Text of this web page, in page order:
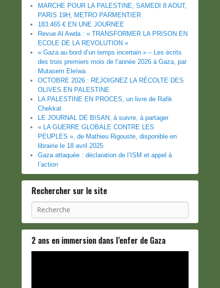
MARCHE POUR LA PALESTINE, SAMEDI 8 AOUT,
PARIS 19H, METRO PARMENTIER
183.465 € EN UNE JOURNEE
Revue Al Awda : « TRANSFORMER LA PRISON EN
ECOLE DE LA REVOLUTION »
« Gaza au bord d’un temps incertain » – Les écrits
des trois premiers mois de l’année 2026 à Gaza, par
Mutasem Eleïwa
OCTOBRE 2026 : REJOIGNEZ LA RÉCOLTE DES
OLIVES EN PALESTINE
LA PALESTINE EN PROCES, un livre de Rafik
Chekkat
LE JOURNAL DE BISAN, à suivre, à partager
« LA GUERRE GLOBALE CONTRE LES
PEUPLES », de Mathieu Rigouste, disponible en
librairie le 18 avril 2025
Gaza attaquée : déclaration de l’ISM et appel à
l’action
Rechercher sur le site
Recherche
2 ans en immersion dans l’enfer de Gaza